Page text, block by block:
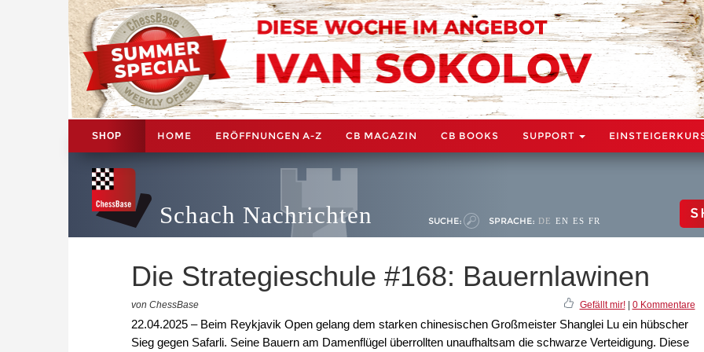
SHOP HOME ERÖFFNUNGEN A-Z CB MAGAZIN CB BOOKS SUPPORT
Schach Nachrichten SUCHE: SPRACHE: DE EN ES FR
Die Strategieschule #168: Bauernlawinen
von ChessBase Gefällt mir!| 0 Kommentare
22.04.2025 – Beim Reykjavik Open gelang dem starken chinesischen Großmeister Shanglei Lu ein hübscher
Sieg gegen Safarli. Seine Bauern am Damenflügel überrollten unaufhaltsam die schwarze Verteidigung. Diese